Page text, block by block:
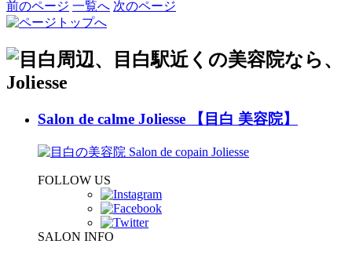
前のページ 一覧へ 次のページ
Salon de calme Joliesse 【目白 美容院】
FOLLOW US
SALON INFO